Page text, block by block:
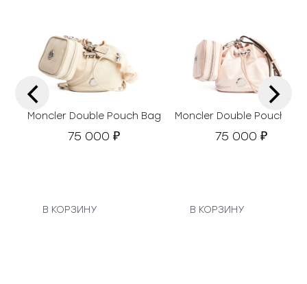
Moncler Double Pouch Bag
75 000₽
В КОРЗИНУ
Moncler Double Pouch
75 000₽
В КОРЗИНУ
‹ ›